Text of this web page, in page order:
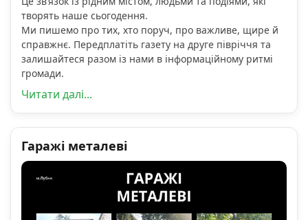
творять наше сьогодення.
Ми пишемо про тих, хто поруч, про важливе, щире й
справжнє. Передплатіть газету на друге півріччя та
залишайтеся разом із нами в інформаційному ритмі
громади.
Читати далі...
Гаражі металеві